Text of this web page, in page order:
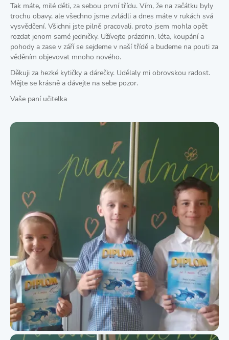
Tak máte, milé děti, za sebou první třídu. Vím, že na začátku byly
trochu obavy, ale všechno jsme zvládli a dnes máte v rukách svá
vysvědčení. Všichni jste pilně pracovali, proto jsem mohla opět
rozdat jenom samé jedničky. Užívejte prázdnin, léta, koupání a
pohody a zase v září se sejdeme v naší třídě a budeme na pouti za
věděním objevovat mnoho nového.
Děkuji za hezké kytičky a dárečky. Udělaly mi obrovskou radost.
Mějte se krásně a dávejte na sebe pozor.
Vaše paní učitelka